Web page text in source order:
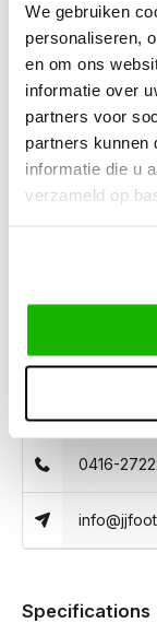
We gebruiken
personaliseren,
en om ons
informatie over
partners voor
partners kunnen
informatie die u
verzameld op
Description
Ripley -
Opt for a classic
This wide fit
0416-
Specifications